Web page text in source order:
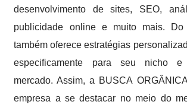
desenvolvimento de sites, SEO,
publicidade online e muito mais. Do
também oferece estratégias
especificamente para seu nicho e
mercado. Assim, a BUSCA
empresa a se destacar no meio do